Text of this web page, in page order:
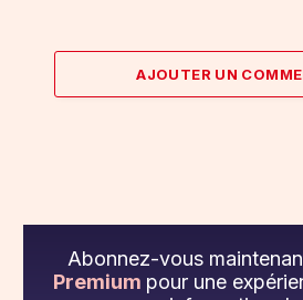
AJOUTER UN
Abonnez-vous
Premium pour une